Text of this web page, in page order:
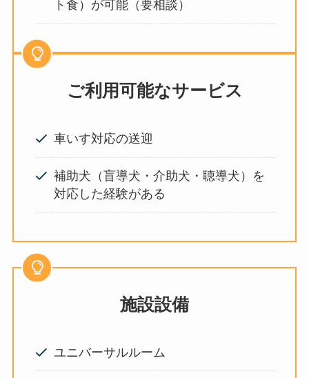
ト食）が可能（要相談）
ご利用可能なサービス
車いす対応の送迎
補助犬（盲導犬・介助犬・聴導犬）を
対応した経験がある
施設設備
ユニバーサルルーム